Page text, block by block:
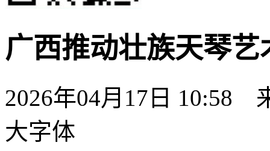
广西推动壮族天琴艺
2026年04月17日 10:58
大字体